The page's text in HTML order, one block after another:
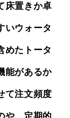
床置きか卓
ウォータ
たトータ
能があるか
て注文頻度
や、定期的